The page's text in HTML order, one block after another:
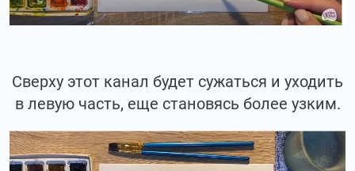
Сверху этот канал будет сужаться и уходить
в левую часть, еще становясь более узким.